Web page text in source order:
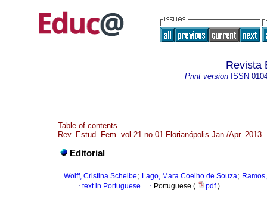
Revista
Print version ISSN
Table of contents
Rev. Estud. Fem. vol.21 no.01 Florianópolis Jan./Apr. 2013
Editorial
Wolff, Cristina Scheibe; Lago, Mara Coelho de Souza;
· text in Portuguese · Portuguese ( pdf)